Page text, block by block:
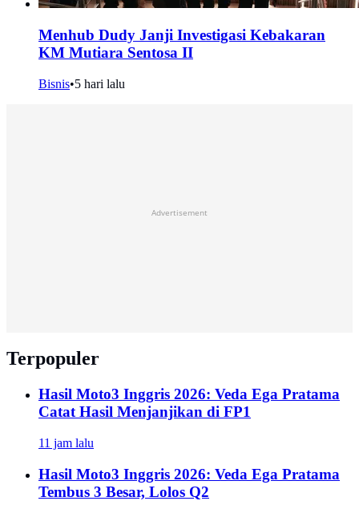
Menhub Dudy Janji Investigasi Kebakaran
KM Mutiara Sentosa II
Bisnis•5 hari lalu
Advertisement
Terpopuler
Hasil Moto3 Inggris 2026: Veda Ega Pratama
Catat Hasil Menjanjikan di FP1
11 jam lalu
Hasil Moto3 Inggris 2026: Veda Ega Pratama
Tembus 3 Besar, Lolos Q2